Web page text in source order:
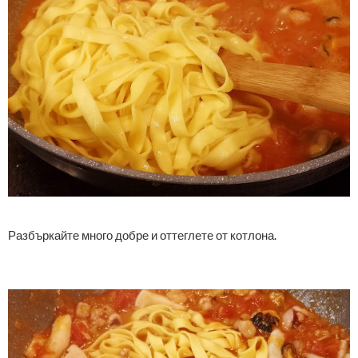
Разбъркайте много добре и оттеглете от котлона.